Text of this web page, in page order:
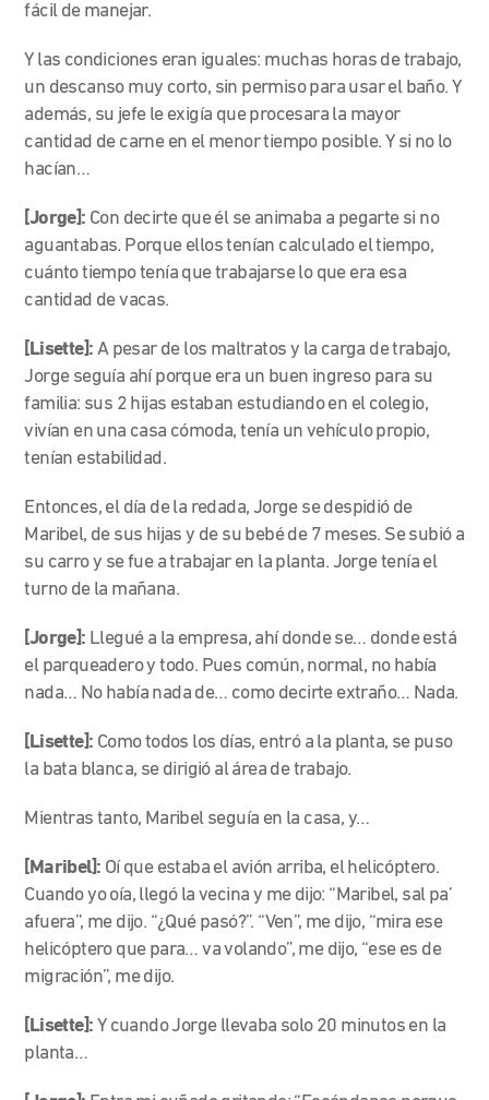
fácil de manejar.
Y las condiciones eran iguales: muchas horas de trabajo,
un descanso muy corto, sin permiso para usar el baño. Y
además, su jefe le exigía que procesara la mayor
cantidad de carne en el menor tiempo posible. Y si no lo
hacían…
[Jorge]: Con decirte que él se animaba a pegarte si no
aguantabas. Porque ellos tenían calculado el tiempo,
cuánto tiempo tenía que trabajarse lo que era esa
cantidad de vacas.
[Lisette]: A pesar de los maltratos y la carga de trabajo,
Jorge seguía ahí porque era un buen ingreso para su
familia: sus 2 hijas estaban estudiando en el colegio,
vivían en una casa cómoda, tenía un vehículo propio,
tenían estabilidad.
Entonces, el día de la redada, Jorge se despidió de
Maribel, de sus hijas y de su bebé de 7 meses. Se subió a
su carro y se fue a trabajar en la planta. Jorge tenía el
turno de la mañana.
[Jorge]: Llegué a la empresa, ahí donde se… donde está
el parqueadero y todo. Pues común, normal, no había
nada… No había nada de… como decirte extraño… Nada.
[Lisette]: Como todos los días, entró a la planta, se puso
la bata blanca, se dirigió al área de trabajo.
Mientras tanto, Maribel seguía en la casa, y…
[Maribel]: Oí que estaba el avión arriba, el helicóptero.
Cuando yo oía, llegó la vecina y me dijo: “Maribel, sal pa’
afuera”, me dijo. “¿Qué pasó?”. “Ven”, me dijo, “mira ese
helicóptero que para… va volando”, me dijo, “ese es de
migración”, me dijo.
[Lisette]: Y cuando Jorge llevaba solo 20 minutos en la
planta…